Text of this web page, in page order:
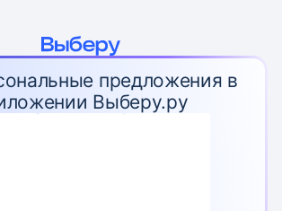
предложения в
Выберу.ру